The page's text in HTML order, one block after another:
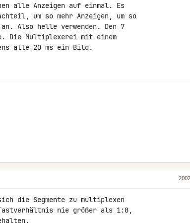
alle Anzeigen auf einmal. Es
um so mehr Anzeigen, um so
Also helle verwenden. Den 7
Die Multiplexerei mit einem
alle 20 ms ein Bild.
die Segmente zu multiplexen
nie größer als 1:8,